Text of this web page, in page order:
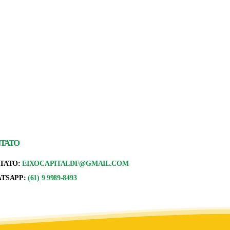
EIXOCAPITALDF@GMAIL.COM
(61) 9 9989-8493